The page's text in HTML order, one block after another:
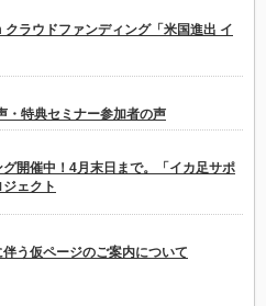
ラウドファンディング「米国進出 イ
・特典セミナー参加者の声
開催中！4月末日まで。「イカ足サポ
ェクト
う仮ページのご案内について